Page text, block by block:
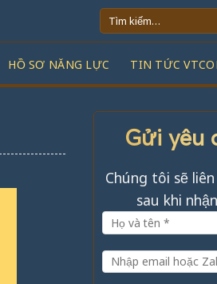
Tìm
kiếm:
HỒ SƠ NĂNG LỰC TIN TỨC
Gửi yêu
Chúng tôi sẽ
sau khi